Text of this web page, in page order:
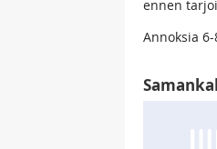
ennen
Annoksia 6-